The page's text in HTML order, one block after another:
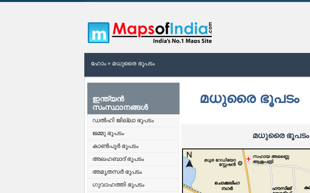
ഹോം » മധുരൈ ഭൂപടം
ഇന്ത്യൻ
സംസ്ഥാനങ്ങൾ
ഡൽഹി ജില്ലാ ഭൂപടം
ജമ്മു ഭൂപടം
കാൺപൂർ ഭൂപടം
അലഹബാദ് ഭൂപടം
അമൃതസർ ഭൂപടം
ഗുവാഹത്തി ഭൂപടം
മധുരൈ ഭൂപടം
മധുരൈ ഭൂപടം